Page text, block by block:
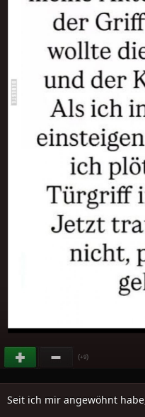
(+9)
Seit ich mir angewöhnt